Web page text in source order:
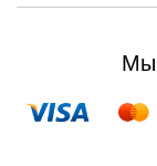
Мы